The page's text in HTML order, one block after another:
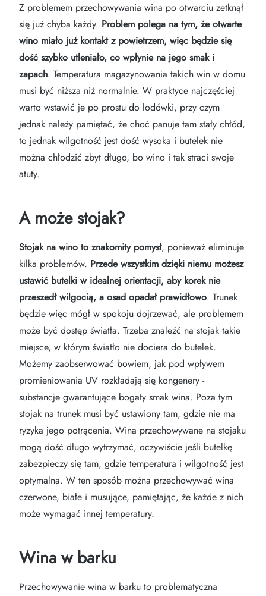
Z problemem przechowywania wina po otwarciu zetknął
się już chyba każdy. Problem polega na tym, że otwarte
wino miało już kontakt z powietrzem, więc będzie się
dość szybko utleniało, co wpłynie na jego smak i
zapach. Temperatura magazynowania takich win w domu
musi być niższa niż normalnie. W praktyce najczęściej
warto wstawić je po prostu do lodówki, przy czym
jednak należy pamiętać, że choć panuje tam stały chłód,
to jednak wilgotność jest dość wysoka i butelek nie
można chłodzić zbyt długo, bo wino i tak straci swoje
atuty.
A może stojak?
Stojak na wino to znakomity pomysł, ponieważ eliminuje
kilka problemów. Przede wszystkim dzięki niemu możesz
ustawić butelki w idealnej orientacji, aby korek nie
przeszedł wilgocią, a osad opadał prawidłowo. Trunek
będzie więc mógł w spokoju dojrzewać, ale problemem
może być dostęp światła. Trzeba znaleźć na stojak takie
miejsce, w którym światło nie dociera do butelek.
Możemy zaobserwować bowiem, jak pod wpływem
promieniowania UV rozkładają się kongenery -
substancje gwarantujące bogaty smak wina. Poza tym
stojak na trunek musi być ustawiony tam, gdzie nie ma
ryzyka jego potrącenia. Wina przechowywane na stojaku
mogą dość długo wytrzymać, oczywiście jeśli butelkę
zabezpieczy się tam, gdzie temperatura i wilgotność jest
optymalna. W ten sposób można przechowywać wina
czerwone, białe i musujące, pamiętając, że każde z nich
może wymagać innej temperatury.
Wina w barku
Przechowywanie wina w barku to problematyczna